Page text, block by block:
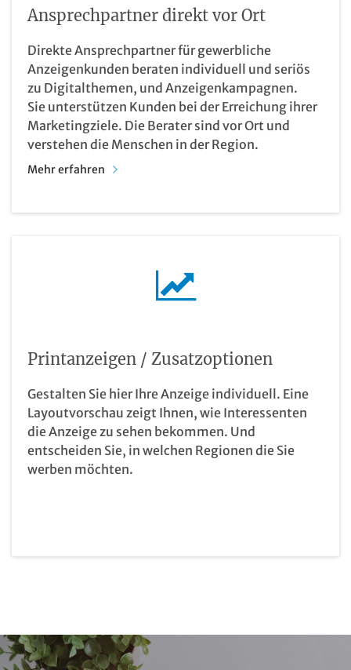
Ansprechpartner direkt vor Ort
Direkte Ansprechpartner für gewerbliche
Anzeigenkunden beraten individuell und seriös
zu Digitalthemen, und Anzeigenkampagnen.
Sie unterstützen Kunden bei der Erreichung ihrer
Marketingziele. Die Berater sind vor Ort und
verstehen die Menschen in der Region.
Mehr erfahren
Printanzeigen / Zusatzoptionen
Gestalten Sie hier Ihre Anzeige individuell. Eine
Layoutvorschau zeigt Ihnen, wie Interessenten
die Anzeige zu sehen bekommen. Und
entscheiden Sie, in welchen Regionen die Sie
werben möchten.